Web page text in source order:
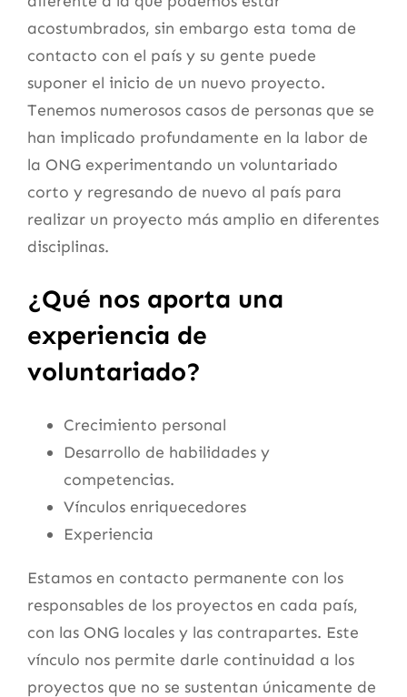
acostumbrados, sin embargo esta toma de
contacto con el país y su gente puede
suponer el inicio de un nuevo proyecto.
Tenemos numerosos casos de personas que se
han implicado profundamente en la labor de
la ONG experimentando un voluntariado
corto y regresando de nuevo al país para
realizar un proyecto más amplio en diferentes
disciplinas.
¿Qué nos aporta una
experiencia de
voluntariado?
Crecimiento personal
Desarrollo de habilidades y
competencias.
Vínculos enriquecedores
Experiencia
Estamos en contacto permanente con los
responsables de los proyectos en cada país,
con las ONG locales y las contrapartes. Este
vínculo nos permite darle continuidad a los
proyectos que no se sustentan únicamente de